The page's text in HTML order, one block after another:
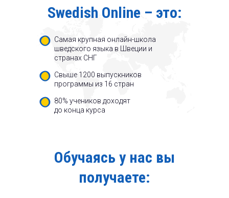
Swedish Online – это:
Самая крупная онлайн-школа
шведского языка в Швеции и
странах СНГ
Свыше 1200 выпускников
программы из 16 стран
80% учеников доходят
до конца курса
Обучаясь у нас вы
получаете: